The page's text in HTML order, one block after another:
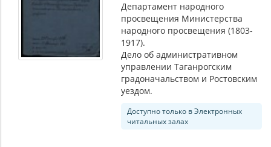
Департамент народного
просвещения Министерства
народного просвещения (1803-
1917).
Дело об административном
управлении Таганрогским
градоначальством и Ростовским
уездом.
Доступно только в Электронных
читальных залах